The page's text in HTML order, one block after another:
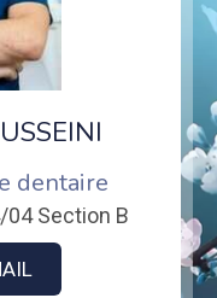
dentaire
04 Section B